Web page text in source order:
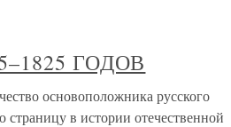
ГОДОВ
основоположника русского
в истории отечественной